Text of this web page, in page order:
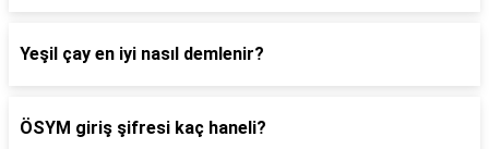
Yeşil çay en iyi nasıl demlenir?
ÖSYM giriş şifresi kaç haneli?